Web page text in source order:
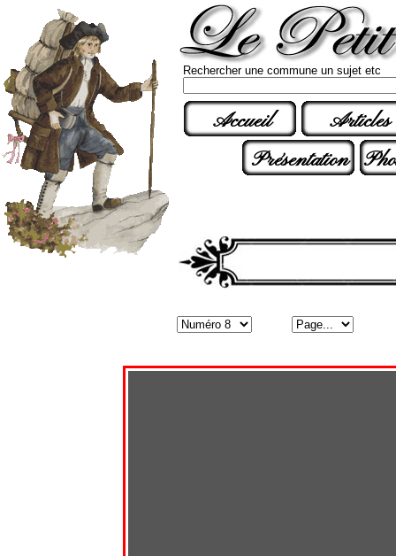
Rechercher une commune un sujet etc
Accueil
Articles
Présentation